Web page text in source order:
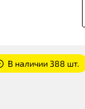
В наличии 388 шт.